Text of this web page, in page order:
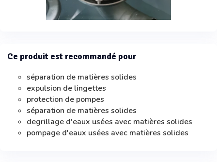
Ce produit est recommandé pour
séparation de matières solides
expulsion de lingettes
protection de pompes
séparation de matières solides
degrillage d'eaux usées avec matières solides
pompage d'eaux usées avec matières solides